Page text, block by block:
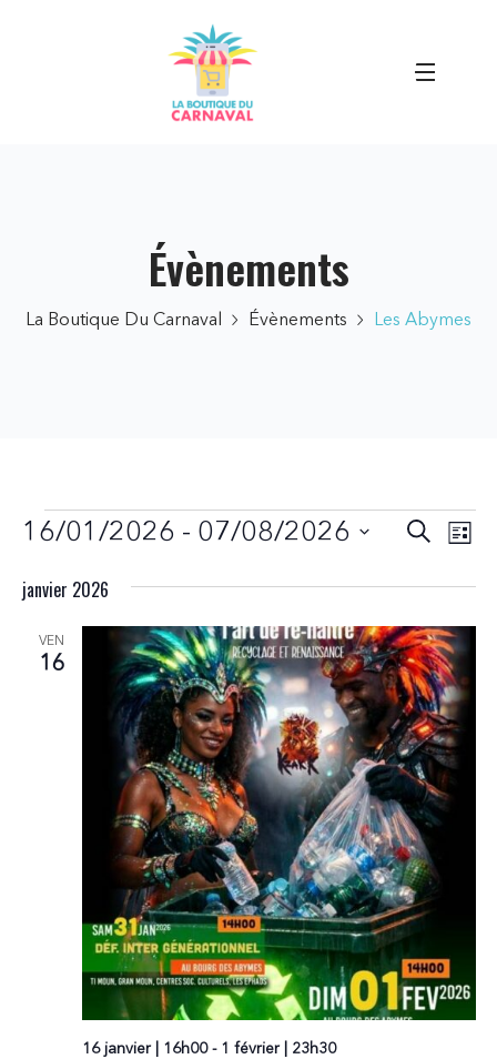
Évènements
La Boutique Du Carnaval Évènements Les Abymes
et
de
vues
Liste
16/01/2026 - 07/08/2026
une
janvier 2026
VEN
16
16 janvier | 16h00- 1 février | 23h30